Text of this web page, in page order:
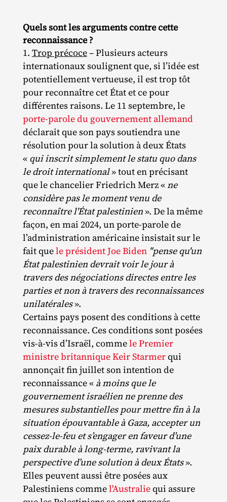
Quels sont les arguments contre cette
reconnaissance ?
Trop précoce– Plusieurs acteurs
internationaux soulignent que, si l’idée est
potentiellement vertueuse, il est trop tôt
pour reconnaître cet État et ce pour
différentes raisons. Le 11 septembre, le
porte-parole du gouvernement allemand
déclarait que son pays soutiendra une
résolution pour la solution à deux États
« qui inscrit simplement le statu quo dans
le droit international» tout en précisant
que le chancelier Friedrich Merz «ne
considère pas le moment venu de
reconnaître l'État palestinien». De la même
façon, en mai 2024, un porte‐​parole de
l’administration américaine insistait sur le
fait quele président Joe Biden "pense qu'un
État palestinien devrait voir le jour à
travers des négociations directes entre les
parties et non à travers des reconnaissances
unilatérales».
Certains pays posent des conditions à cette
reconnaissance. Ces conditions sont posées
vis‐​à‐​vis d’Israël, commele Premier
ministre britannique Keir Starmerqui
annonçait fin juillet son intention de
reconnaissance « à moins que le
gouvernement israélien ne prenne des
mesures substantielles pour mettre fin à la
situation épouvantable à Gaza, accepter un
cessez-le-feu et s’engager en faveur d’une
paix durable à long-terme, ravivant la
perspective d’une solution à deux États».
Elles peuvent aussi être posées aux
Palestiniens commel'Australiequi assure